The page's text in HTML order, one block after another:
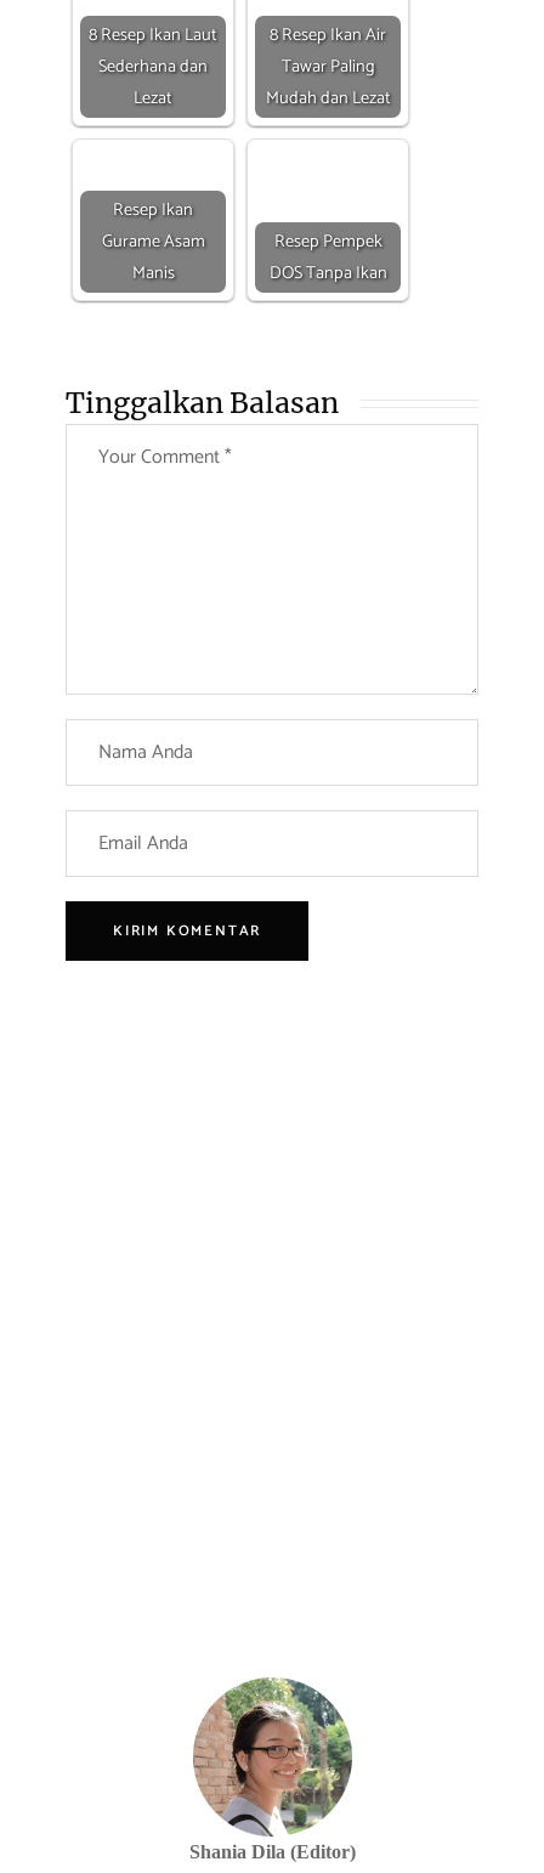
8 Resep Ikan Laut
Sederhana dan
Lezat
8 Resep Ikan Air
Tawar Paling
Mudah dan Lezat
Resep Ikan
Gurame Asam
Manis
Resep Pempek
DOS Tanpa Ikan
Tinggalkan Balasan
Shania Dila (Editor)